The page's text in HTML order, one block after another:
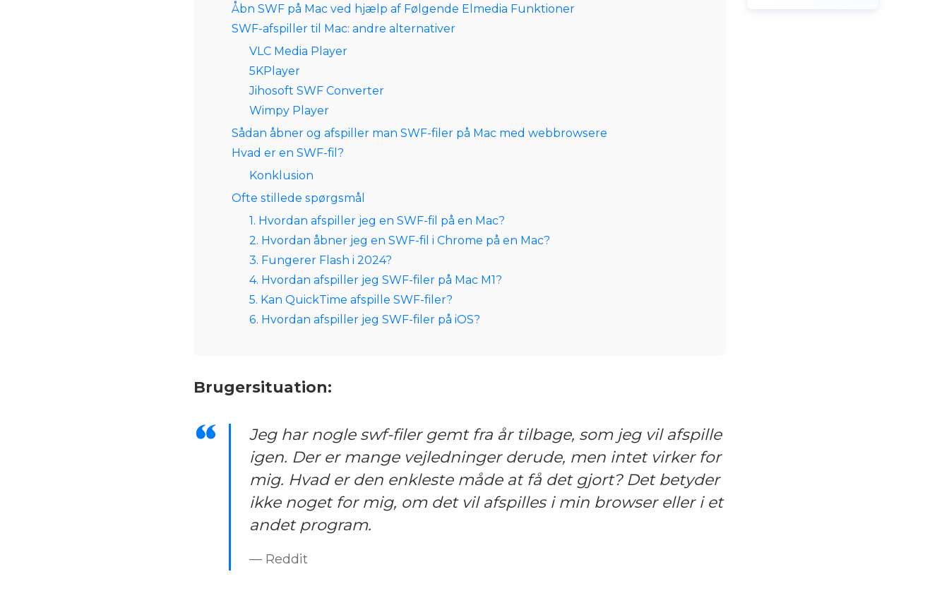
Åbn SWF på Mac ved hjælp af Følgende Elmedia Funktioner
SWF-afspiller til Mac: andre alternativer
VLC Media Player
5KPlayer
Jihosoft SWF Converter
Wimpy Player
Sådan åbner og afspiller man SWF-filer på Mac med webbrowsere
Hvad er en SWF-fil?
Konklusion
Ofte stillede spørgsmål
1. Hvordan afspiller jeg en SWF-fil på en Mac?
2. Hvordan åbner jeg en SWF-fil i Chrome på en Mac?
3. Fungerer Flash i 2024?
4. Hvordan afspiller jeg SWF-filer på Mac M1?
5. Kan QuickTime afspille SWF-filer?
6. Hvordan afspiller jeg SWF-filer på iOS?
Brugersituation:
Jeg har nogle swf-filer gemt fra år tilbage, som jeg vil afspille
igen. Der er mange vejledninger derude, men intet virker for
mig. Hvad er den enkleste måde at få det gjort? Det betyder
ikke noget for mig, om det vil afspilles i min browser eller i et
andet program.
— Reddit